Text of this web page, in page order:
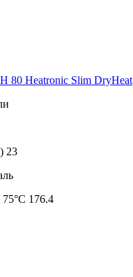
80 Heatronic Slim DryHeat
23
75°С 176.4